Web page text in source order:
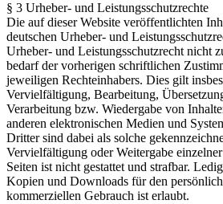
§ 3 Urheber- und Leistungsschutzrechte
Die auf dieser Website veröffentlichten
deutschen Urheber- und
Urheber- und Leistungsschutzrecht nicht
bedarf der vorherigen schriftlichen
jeweiligen Rechteinhabers. Dies gilt
Vervielfältigung, Bearbeitung,
Verarbeitung bzw. Wiedergabe von
anderen elektronischen Medien und
Dritter sind dabei als solche
Vervielfältigung oder Weitergabe
Seiten ist nicht gestattet und strafbar.
Kopien und Downloads für den
kommerziellen Gebrauch ist erlaubt.